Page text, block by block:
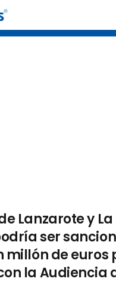
Lanzarote y La
ser
millón de euros
la Audiencia